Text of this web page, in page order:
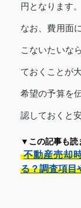
円となります。
なお、費用面
こないたいな
ておくことが
希望の予算を
認しておくと
▼この記事も読
不動産売却
る？調査項目